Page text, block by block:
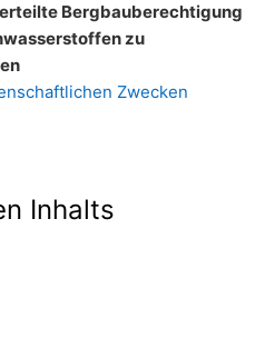
Bergbauberechtigung
zu
Zwecken
Inhalts